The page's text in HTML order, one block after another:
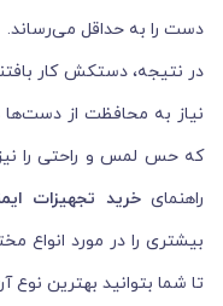
دست را به حداقل می‌رساند.
در نتیجه، دستکش کار
نیاز به محافظت از دست‌ها
که حس لمس و راحتی را
راهنمایخرید تجهیزات
بیشتری را در مورد انواع
تا شما بتوانید بهترین نوع